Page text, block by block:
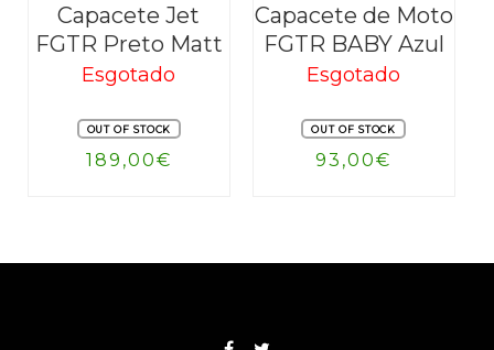
Capacete Jet
FGTR Preto Matt
Esgotado
OUT OF STOCK
189,00€
Capacete de Moto
FGTR BABY Azul
Esgotado
OUT OF STOCK
93,00€